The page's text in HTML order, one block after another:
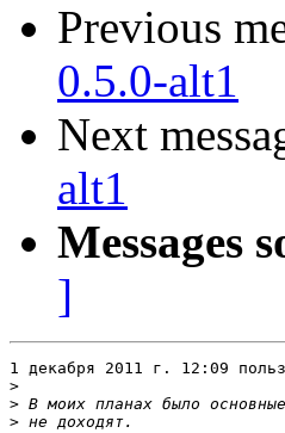
Previous
0.5.0-alt1
Next
alt1
Messages
]
1 декабря 2011 г. 12:09
>
>
>